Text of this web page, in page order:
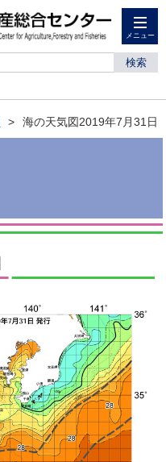
メニュー
検索
海の天気図2019年7月31日